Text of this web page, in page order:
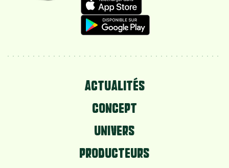
ACTUALITÉS
CONCEPT
UNIVERS
PRODUCTEURS